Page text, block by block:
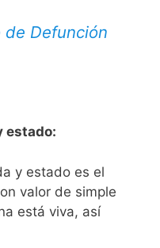
Defunción
estado:
y estado es el
valor de simple
está viva, así